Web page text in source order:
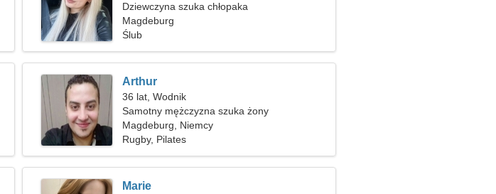
Dziewczyna szuka chłopaka
Magdeburg
Ślub
Arthur
36 lat, Wodnik
Samotny mężczyzna szuka żony
Magdeburg, Niemcy
Rugby, Pilates
Marie